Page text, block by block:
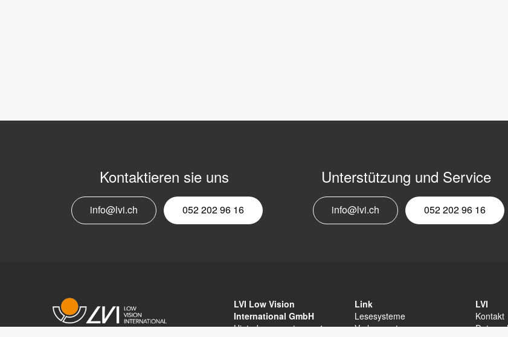
Kontaktieren sie uns
info@lvi.ch 052 202 96 16
Unterstützung und Service
info@lvi.ch 052 202 96 16
LVI Low Vision
International GmbH
Hinterbrunnenstrasse 1
Link
Lesesysteme
Vorlesesystem
LVI
Kontakt